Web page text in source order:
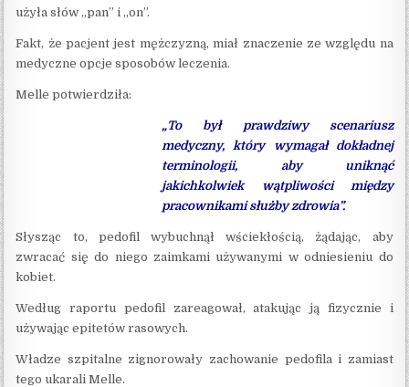
użyła słów „pan” i „on”.
Fakt, że pacjent jest mężczyzną, miał znaczenie ze względu na
medyczne opcje sposobów leczenia.
Melle potwierdziła:
„To był prawdziwy scenariusz
medyczny, który wymagał dokładnej
terminologii, aby uniknąć
jakichkolwiek wątpliwości między
pracownikami służby zdrowia”.
Słysząc to, pedofil wybuchnął wściekłością, żądając, aby
zwracać się do niego zaimkami używanymi w odniesieniu do
kobiet.
Według raportu pedofil zareagował, atakując ją fizycznie i
używając epitetów rasowych.
Władze szpitalne zignorowały zachowanie pedofila i zamiast
tego ukarali Melle.